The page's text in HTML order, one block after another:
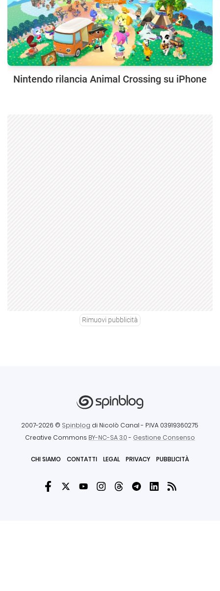
Nintendo rilancia Animal Crossing su iPhone
Rimuovi pubblicità
2007-2026 © Spinblog di Nicolò Canal - P.IVA 03919360275
Creative Commons BY-NC-SA 3.0- Gestione Consenso
CHI SIAMO CONTATTI LEGAL PRIVACY PUBBLICITÀ